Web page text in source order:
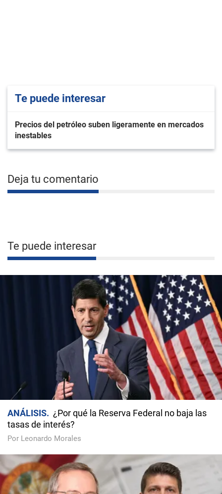
Te puede interesar
Precios del petróleo suben ligeramente en mercados
inestables
Deja tu comentario
Te puede interesar
ANÁLISIS
¿Por qué la Reserva Federal no baja las
tasas de interés?
Por Leonardo Morales